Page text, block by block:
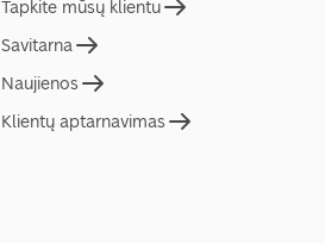
Tapkite mūsų klientu
Savitarna
Naujienos
Klientų aptarnavimas